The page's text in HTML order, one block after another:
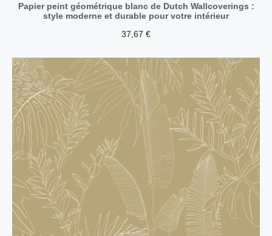
Papier peint géométrique blanc de Dutch Wallcoverings :
style moderne et durable pour votre intérieur
37,67 €